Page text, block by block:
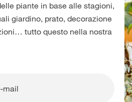
piante in base alle stagioni,
giardino, prato, decorazione
tutto questo nella nostra